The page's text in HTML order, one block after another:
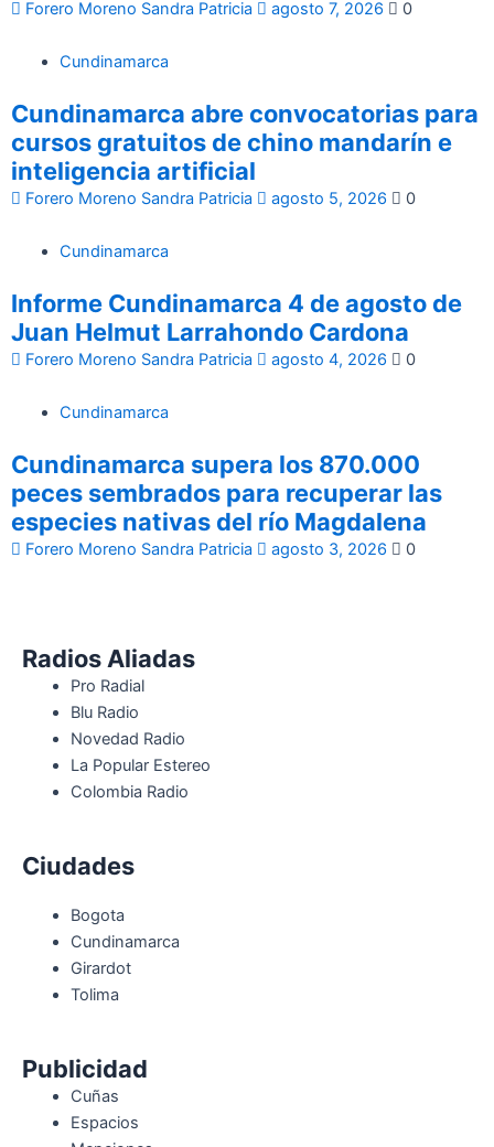
Forero Moreno Sandra Patricia agosto 7, 2026 0
Cundinamarca
Cundinamarca abre convocatorias para
cursos gratuitos de chino mandarín e
inteligencia artificial
Forero Moreno Sandra Patricia agosto 5, 2026 0
Cundinamarca
Informe Cundinamarca 4 de agosto de
Juan Helmut Larrahondo Cardona
Forero Moreno Sandra Patricia agosto 4, 2026 0
Cundinamarca
Cundinamarca supera los 870.000
peces sembrados para recuperar las
especies nativas del río Magdalena
Forero Moreno Sandra Patricia agosto 3, 2026 0
Radios Aliadas
Pro Radial
Blu Radio
Novedad Radio
La Popular Estereo
Colombia Radio
Ciudades
Bogota
Cundinamarca
Girardot
Tolima
Publicidad
Cuñas
Espacios